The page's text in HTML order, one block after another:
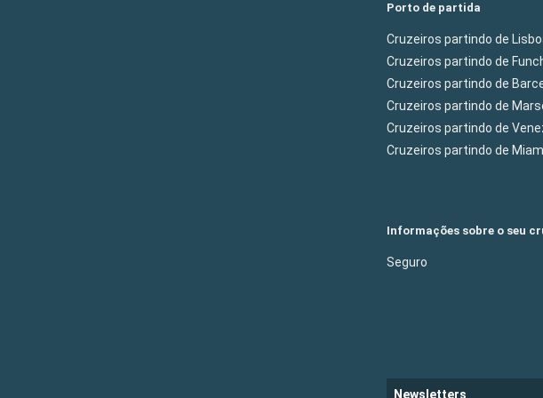
Porto de partida
Cruzeiros partindo de
Cruzeiros partindo de
Cruzeiros partindo de
Cruzeiros partindo de
Cruzeiros partindo de
Cruzeiros partindo de Miam
Informações sobre o seu
Seguro
Newsletters